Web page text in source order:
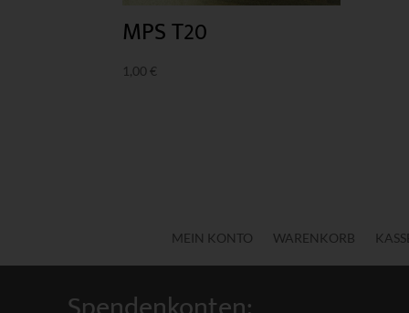
MPS T20
1,00 €
MEIN KONTO WARENKORB